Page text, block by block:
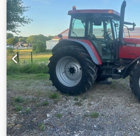
goede staat en heeft slechts 1.060
machine verkeert zowel technisch
staat. Hij is geschikt voor diverse
inzetbaar. Kenmerken: * Bouwjaar:
bedrijfsuren * Goede technische en
inzetbaar Codpfx Aozrd Uajcajha
voor meer informatie of om een
= Overige informatie = Bouwjaar:
kg Laadvermogen: 1.540 kg
7.340 kg Technische staat: zeer
goed Serienummer:
op met Gerrit Haverhoek voor meer